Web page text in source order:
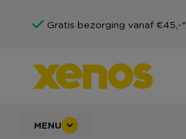
Gratis bezorging vanaf €45,-*
MENU